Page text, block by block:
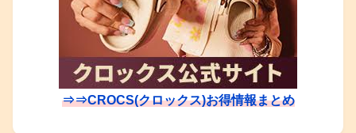
⇒⇒CROCS(クロックス)お得情報まとめ